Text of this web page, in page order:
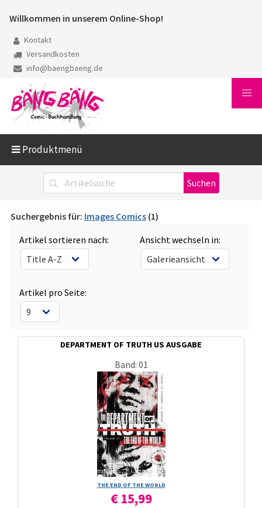
Willkommen in unserem Online-Shop!
Kontakt
Versandkosten
info@baengbaeng.de
Produktmenü
Suchergebnis für: Images Comics (1)
Artikel sortieren nach:
Ansicht wechseln in:
Artikel pro Seite:
DEPARTMENT OF TRUTH US AUSGABE
Band: 01
THE END OF THE WORLD
€ 15,99